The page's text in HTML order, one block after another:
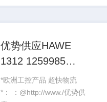
优势供应HAWE
1312 1259985
CLK3-11-100
*欧洲工控产品 超快物流
*： ：@http://www./优势供